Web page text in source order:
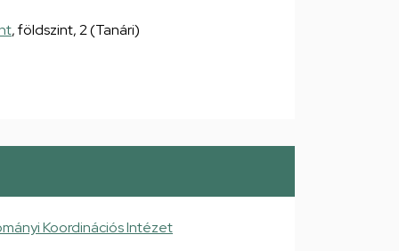
, földszint, 2 (Tanári)
Koordinációs Intézet